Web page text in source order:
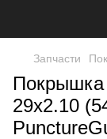
Запчасти
Покрышка
29x2.10